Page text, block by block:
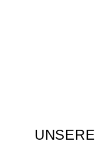
UNSERE